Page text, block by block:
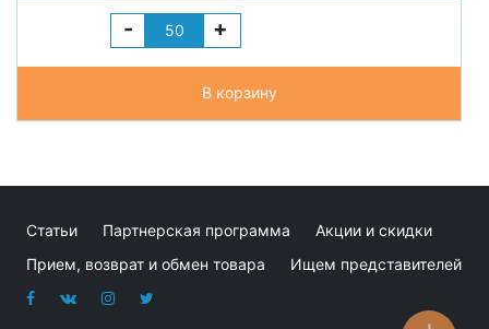
- +
В корзину
Статьи Партнерская программа
Акции и скидки
Прием, возврат и обмен товара
Ищем представителей